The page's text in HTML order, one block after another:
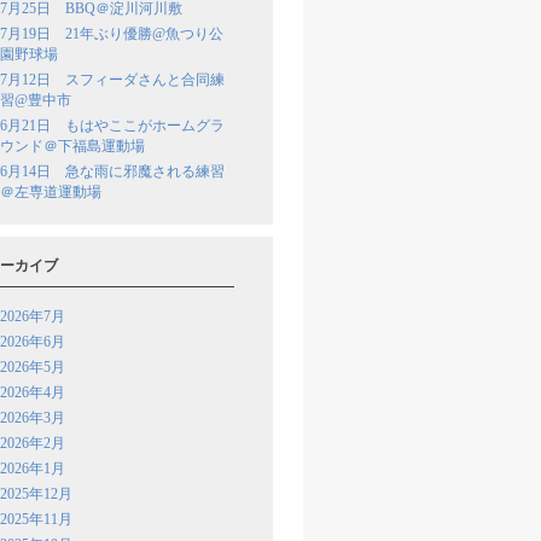
7月25日 BBQ＠淀川河川敷
7月19日 21年ぶり優勝@魚つり公
園野球場
7月12日 スフィーダさんと合同練
習@豊中市
6月21日 もはやここがホームグラ
ウンド＠下福島運動場
6月14日 急な雨に邪魔される練習
＠左専道運動場
カイブ
2026年7月
2026年6月
2026年5月
2026年4月
2026年3月
2026年2月
2026年1月
2025年12月
2025年11月